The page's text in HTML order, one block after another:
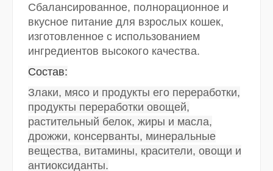
Сбалансированное, полнорационное и
вкусное питание для взрослых кошек,
изготовленное с использованием
ингредиентов высокого качества.
Состав:
Злаки, мясо и продукты его переработки,
продукты переработки овощей,
растительный белок, жиры и масла,
дрожжи, консерванты, минеральные
вещества, витамины, красители, овощи и
антиоксиданты.